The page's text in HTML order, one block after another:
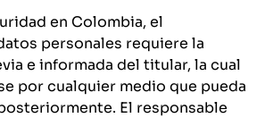
en Colombia, el
personales requiere la
e informada del titular, la cual
por cualquier medio que pueda
El responsable